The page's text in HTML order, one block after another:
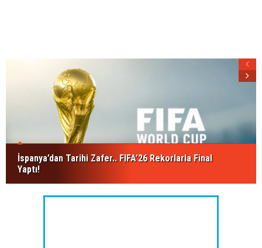
İspanya’dan Tarihi Zafer.. FIFA’26 Rekorlarla Final
Yaptı!